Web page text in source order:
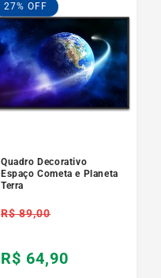
27% OFF
Quadro Decorativo
Espaço Cometa e Planeta
Terra
Preço
normal
R$ 89,00
R$ 64,90